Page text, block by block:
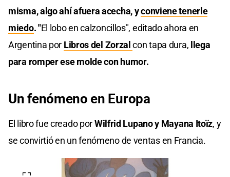
misma, algo ahí afuera acecha, yconviene tenerle
miedo. "El lobo en calzoncillos", editado ahora en
Argentina por Libros del Zorzalcon tapa dura, llega
para romper ese molde con humor.
Un fenómeno en Europa
El libro fue creado porWilfrid Lupano y Mayana Itoïz, y
se convirtió en un fenómeno de ventas en Francia.